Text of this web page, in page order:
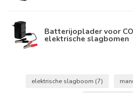
Batterijoplader voor
elektrische slagbomen
elektrische slagboom (7)